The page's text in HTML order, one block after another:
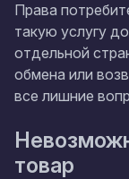
Права
такую услугу
отдельной
обмена или
все лишние
товар